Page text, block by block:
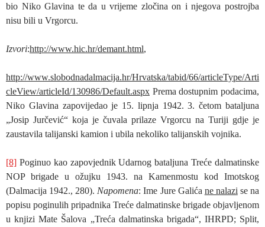
bio Niko Glavina te da u vrijeme zločina on i njegova postrojba
nisu bili u Vrgorcu.
Izvori:http://www.hic.hr/demant.html,
http://www.slobodnadalmacija.hr/Hrvatska/tabid/66/articleType/Arti
cleView/articleId/130986/Default.aspx Prema dostupnim podacima,
Niko Glavina zapovijedao je 15. lipnja 1942. 3. četom bataljuna
„Josip Jurčević“ koja je čuvala prilaze Vrgorcu na Turiji gdje je
zaustavila talijanski kamion i ubila nekoliko talijanskih vojnika.
[8] Poginuo kao zapovjednik Udarnog bataljuna Treće dalmatinske
NOP brigade u ožujku 1943. na Kamenmostu kod Imotskog
(Dalmacija 1942., 280). Napomena: Ime Jure Galića ne nalazi se na
popisu poginulih pripadnika Treće dalmatinske brigade objavljenom
u knjizi Mate Šalova „Treća dalmatinska brigada“, IHRPD; Split,